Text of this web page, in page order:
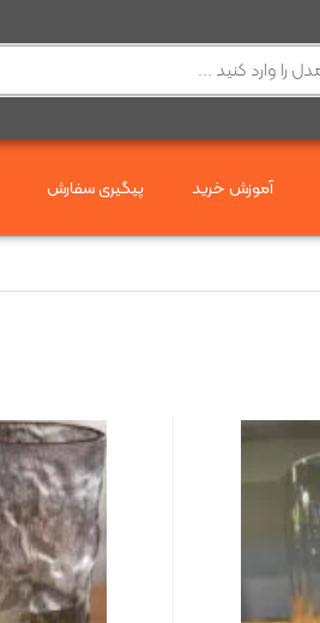
آموزش خرید پیگیری سفارش